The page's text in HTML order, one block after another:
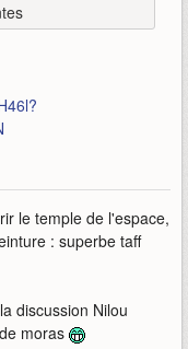
le temple de l'espace,
: superbe taff
discussion Nilou
moras